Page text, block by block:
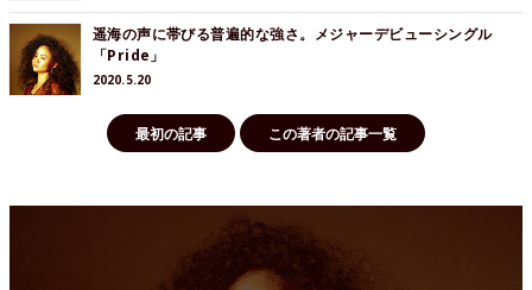
遥海の声に帯びる普遍的な強さ。メジャーデビューシングル
「Pride」
2020.5.20
最初の記事 この著者の記事一覧